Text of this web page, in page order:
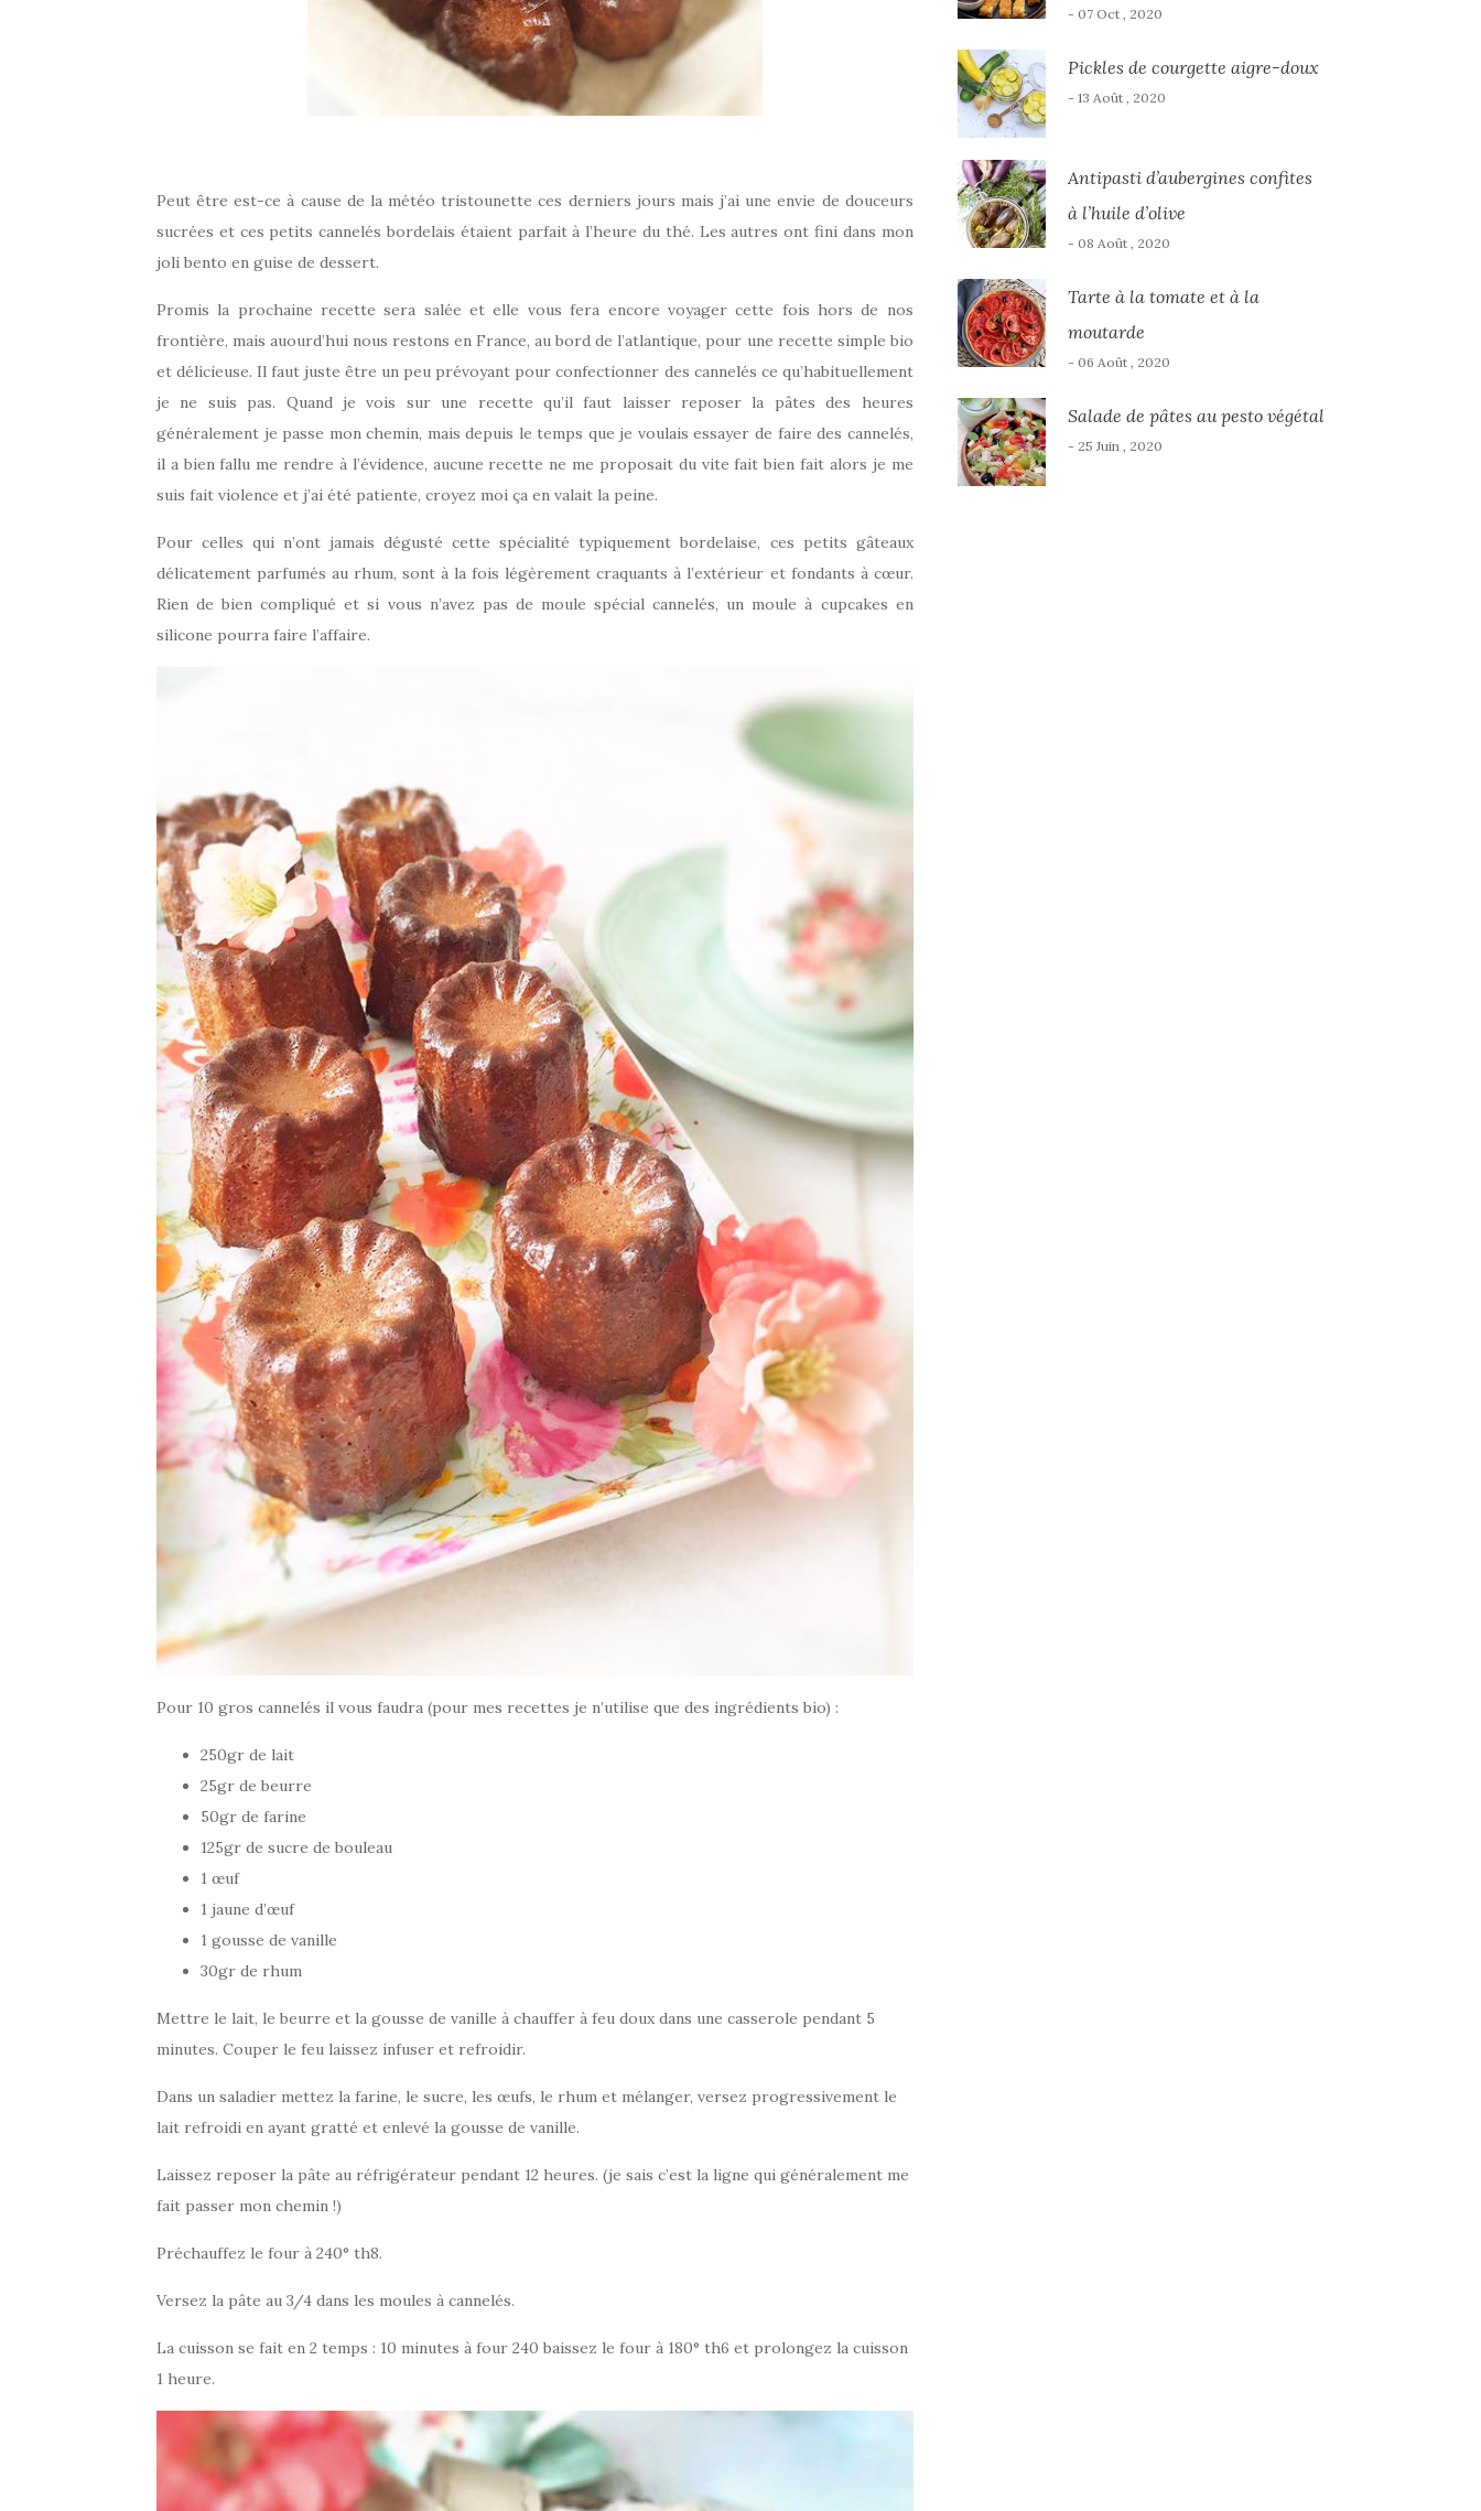
Peut être est-ce à cause de la météo tristounette ces derniers jours mais j’ai une envie de douceurs
sucrées et ces petits cannelés bordelais étaient parfait à l’heure du thé. Les autres ont fini dans mon
joli bento en guise de dessert.
Promis la prochaine recette sera salée et elle vous fera encore voyager cette fois hors de nos
frontière, mais auourd’hui nous restons en France, au bord de l’atlantique, pour une recette simple bio
et délicieuse. Il faut juste être un peu prévoyant pour confectionner des cannelés ce qu’habituellement
je ne suis pas. Quand je vois sur une recette qu’il faut laisser reposer la pâtes des heures
généralement je passe mon chemin, mais depuis le temps que je voulais essayer de faire des cannelés,
il a bien fallu me rendre à l’évidence, aucune recette ne me proposait du vite fait bien fait alors je me
suis fait violence et j’ai été patiente, croyez moi ça en valait la peine.
Pour celles qui n’ont jamais dégusté cette spécialité typiquement bordelaise, ces petits gâteaux
délicatement parfumés au rhum, sont à la fois légèrement craquants à l’extérieur et fondants à cœur.
Rien de bien compliqué et si vous n’avez pas de moule spécial cannelés, un moule à cupcakes en
silicone pourra faire l’affaire.
Pour 10 gros cannelés il vous faudra (pour mes recettes je n’utilise que des ingrédients bio) :
250gr de lait
25gr de beurre
50gr de farine
125gr de sucre de bouleau
1 œuf
1 jaune d’œuf
1 gousse de vanille
30gr de rhum
Mettre le lait, le beurre et la gousse de vanille à chauffer à feu doux dans une casserole pendant 5
minutes. Couper le feu laissez infuser et refroidir.
Dans un saladier mettez la farine, le sucre, les œufs, le rhum et mélanger, versez progressivement le
lait refroidi en ayant gratté et enlevé la gousse de vanille.
Laissez reposer la pâte au réfrigérateur pendant 12 heures. (je sais c’est la ligne qui généralement me
fait passer mon chemin !)
Préchauffez le four à 240° th8.
Versez la pâte au 3/4 dans les moules à cannelés.
La cuisson se fait en 2 temps : 10 minutes à four 240 baissez le four à 180° th6 et prolongez la cuisson
1 heure.
- 07 Oct , 2020
Pickles de courgette aigre-doux
- 13 Août , 2020
Antipasti d’aubergines confites
à l’huile d’olive
- 08 Août , 2020
Tarte à la tomate et à la
moutarde
- 06 Août , 2020
Salade de pâtes au pesto végétal
- 25 Juin , 2020